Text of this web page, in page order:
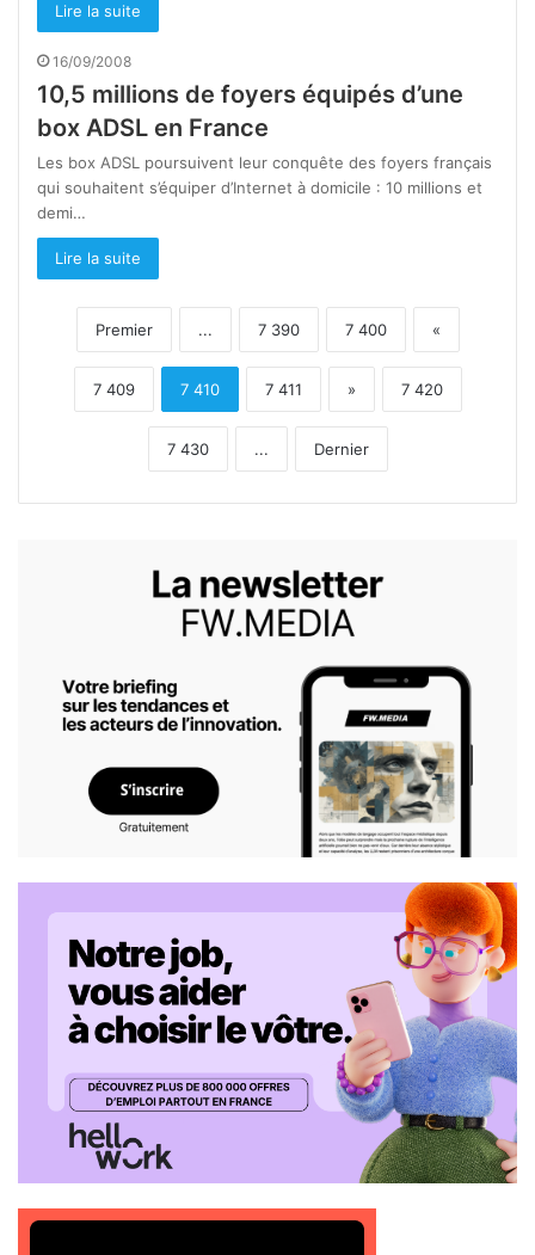
Lire la suite
16/09/2008
10,5 millions de foyers équipés d’une
box ADSL en France
Les box ADSL poursuivent leur conquête des foyers français
qui souhaitent s’équiper d’Internet à domicile : 10 millions et
demi…
Lire la suite
Premier ... 7 390 7 400 «
7 409 7 410 7 411 » 7 420
7 430 ... Dernier